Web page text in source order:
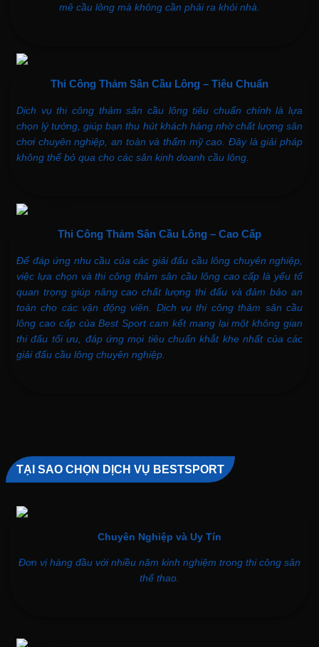
mê cầu lông mà không cần phải ra khỏi nhà.
Thi Công Thảm Sân Cầu Lông – Tiêu Chuẩn
Dịch vụ thi công thảm sân cầu lông tiêu chuẩn chính là lựa
chọn lý tưởng, giúp bạn thu hút khách hàng nhờ chất lượng sân
chơi chuyên nghiệp, an toàn và thẩm mỹ cao. Đây là giải pháp
không thể bỏ qua cho các sân kinh doanh cầu lông.
Thi Công Thảm Sân Cầu Lông – Cao Cấp
Để đáp ứng nhu cầu của các giải đấu cầu lông chuyên nghiệp,
việc lựa chọn và thi công thảm sân cầu lông cao cấp là yếu tố
quan trọng giúp nâng cao chất lượng thi đấu và đảm bảo an
toàn cho các vận động viên. Dịch vụ thi công thảm sân cầu
lông cao cấp của Best Sport cam kết mang lại một không gian
thi đấu tối ưu, đáp ứng mọi tiêu chuẩn khắt khe nhất của các
giải đấu cầu lông chuyên nghiệp.
TẠI SAO CHỌN DỊCH VỤ BESTSPORT
Chuyên Nghiệp và Uy Tín
Đơn vị hàng đầu với nhiều năm kinh nghiệm trong thi công sân
thể thao.